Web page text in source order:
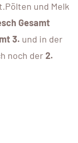
und Melk
Gesamt
3. und in der
noch der 2.